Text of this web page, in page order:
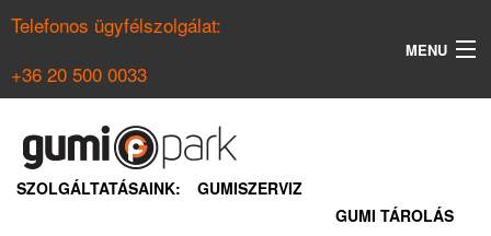
Telefonos ügyfélszolgálat:
+36 20 500 0033
MENU
NYÁRI GUMI KERESŐ
SZOLGÁLTATÁSAINK:
GUMISZERVIZ
GUMI TÁROLÁS